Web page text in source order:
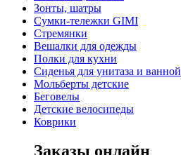
Зонты, шатры
Сумки-тележки GIMI
Стремянки
Вешалки для одежды
Полки для кухни
Сиденья для унитаза и ванной
Мольберты детские
Беговелы
Детские велосипеды
Коврики
Заказы онлайн